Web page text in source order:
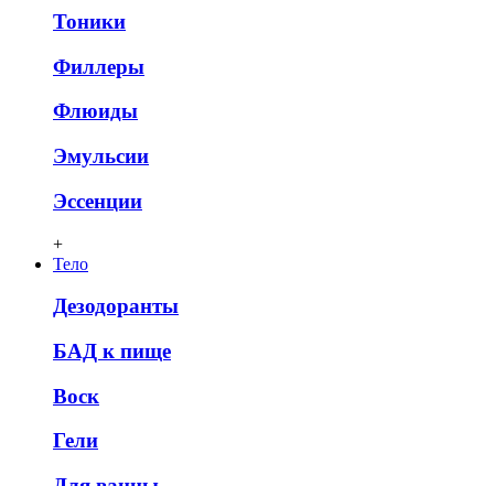
Тоники
Филлеры
Флюиды
Эмульсии
Эссенции
+
Тело
Дезодоранты
БАД к пище
Воск
Гели